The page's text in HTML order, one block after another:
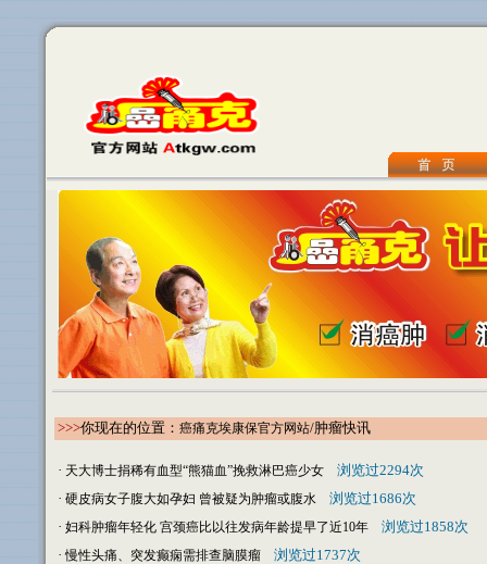
>>>你现在的位置： 癌痛克埃康保官方网站/肿瘤快讯
· 天大博士捐稀有血型“熊猫血”挽救淋巴癌少女
浏览过2294次
· 硬皮病女子腹大如孕妇 曾被疑为肿瘤或腹水
浏览过1686次
· 妇科肿瘤年轻化 宫颈癌比以往发病年龄提早了近10年
浏览过1858次
·慢性头痛、突发癫痫需排查脑膜瘤
浏览过1737次